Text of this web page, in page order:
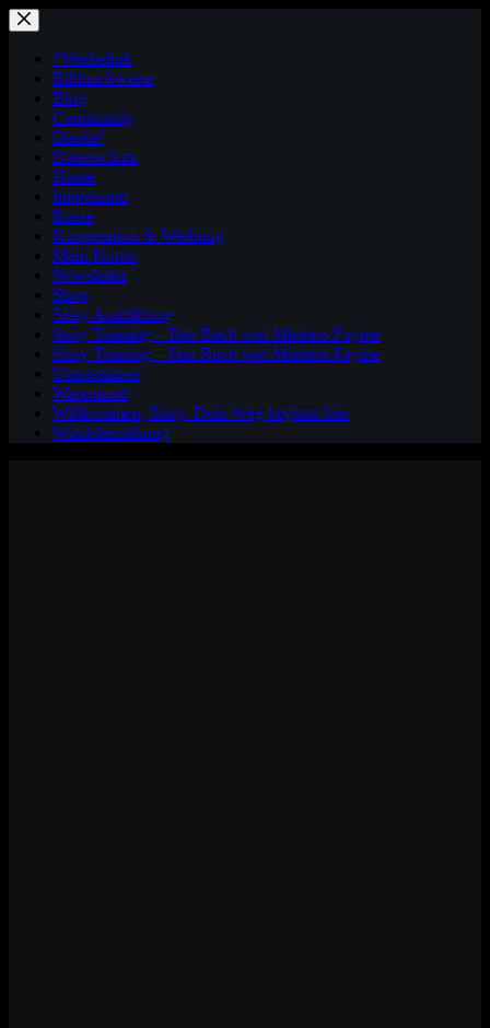
Zum
Inhalt
springen*Werbelink
Bildnachweise
Blog
Community
Danke!
Datenschutz
Home
Impressum
Kasse
Kooperation & Werbung
Mein Konto
Newsletter
Shop
Sissy Ausbildung
Sissy Training – Das Buch von Mistress Fayme
Sissy Training – Das Buch von Mistress Fayme
Unterstützen
Warenkorb
Willkommen, Sissy. Dein Weg beginnt hier
Windelerziehung